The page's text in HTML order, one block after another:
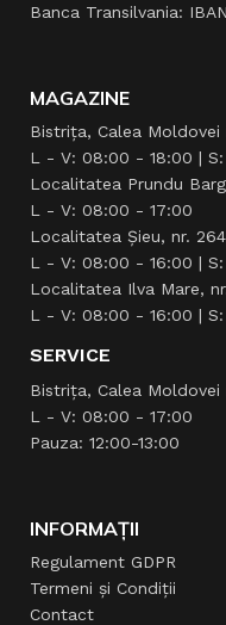
Banca Transilvania:
MAGAZINE
Bistrița, Calea Moldovei
L - V: 08:00 - 18:00 |
Localitatea Prundu
L - V: 08:00 - 17:00
Localitatea Şieu, nr. 264
L - V: 08:00 - 16:00 |
Localitatea Ilva Mare,
L - V: 08:00 - 16:00 |
SERVICE
Bistrița, Calea Moldovei
L - V: 08:00 - 17:00
Pauza: 12:00-13:00
INFORMAȚII
Regulament GDPR
Termeni și Condiții
Contact